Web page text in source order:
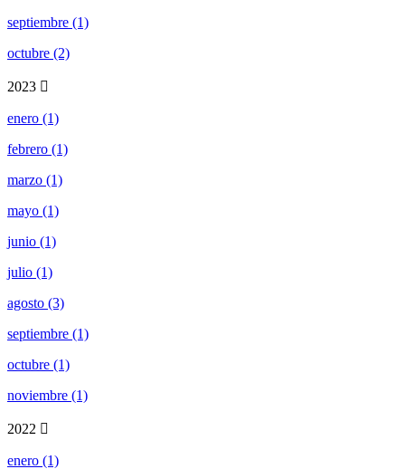
septiembre (1)
octubre (2)
2023
enero (1)
febrero (1)
marzo (1)
mayo (1)
junio (1)
julio (1)
agosto (3)
septiembre (1)
octubre (1)
noviembre (1)
2022
enero (1)